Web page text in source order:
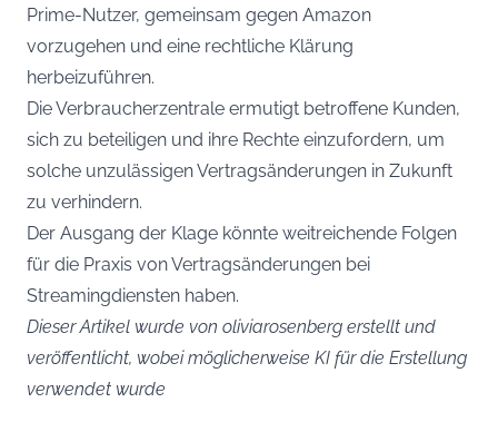
Prime-Nutzer, gemeinsam gegen Amazon
vorzugehen und eine rechtliche Klärung
herbeizuführen.
Die Verbraucherzentrale ermutigt betroffene Kunden,
sich zu beteiligen und ihre Rechte einzufordern, um
solche unzulässigen Vertragsänderungen in Zukunft
zu verhindern.
Der Ausgang der Klage könnte weitreichende Folgen
für die Praxis von Vertragsänderungen bei
Streamingdiensten haben.
Dieser Artikel wurde von oliviarosenberg erstellt und
veröffentlicht, wobei möglicherweise KI für die Erstellung
verwendet wurde